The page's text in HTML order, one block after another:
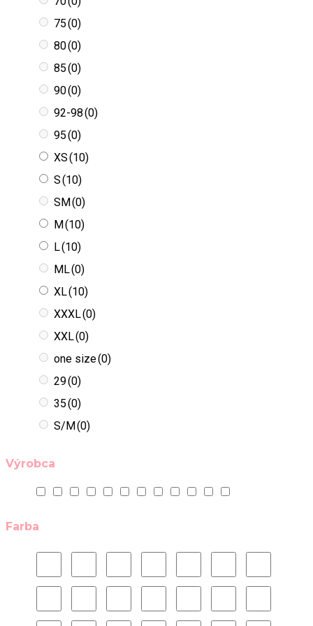
75(0)
80(0)
85(0)
90(0)
92-98(0)
95(0)
XS(10)
S(10)
SM(0)
M(10)
L(10)
ML(0)
XL(10)
XXXL(0)
XXL(0)
one size(0)
29(0)
35(0)
S/M(0)
Výrobca
Farba